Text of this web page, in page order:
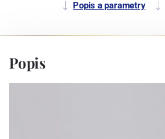
Popis a parametry
Popis